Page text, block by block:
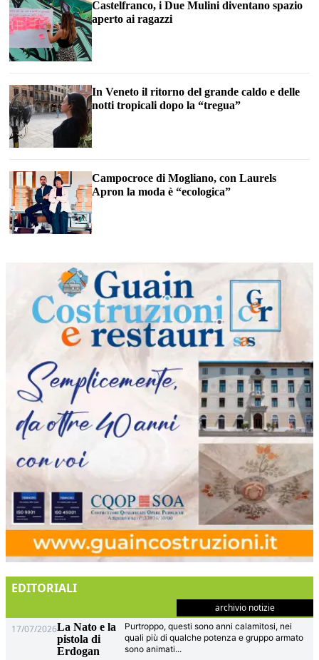
Castelfranco, i Due Mulini diventano spazio
aperto ai ragazzi
In Veneto il ritorno del grande caldo e delle
notti tropicali dopo la “tregua”
Campocroce di Mogliano, con Laurels
Apron la moda è “ecologica”
EDITORIALI
archivio notizie
17/07/2026La Nato e la
pistola di
Erdogan
Purtroppo, questi sono anni calamitosi, nei
quali più di qualche potenza e gruppo armato
sono animati...